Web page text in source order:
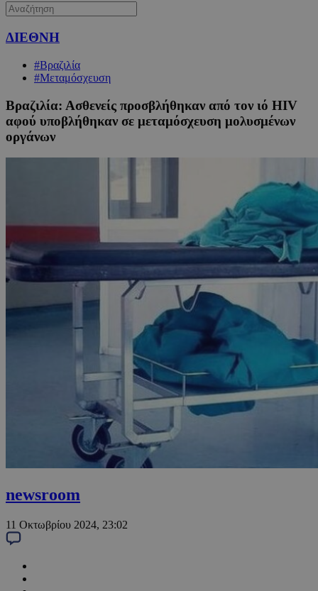
ΔΙΕΘΝΗ
#Βραζιλία
#Μεταμόσχευση
Βραζιλία: Ασθενείς προσβλήθηκαν από τον ιό HIV
αφού υποβλήθηκαν σε μεταμόσχευση μολυσμένων
οργάνων
newsroom
11 Οκτωβρίου 2024, 23:02